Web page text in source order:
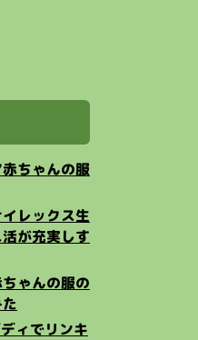
ちゃんの服
レックス生
が充実しす
ゃんの服の
ィでリンキ